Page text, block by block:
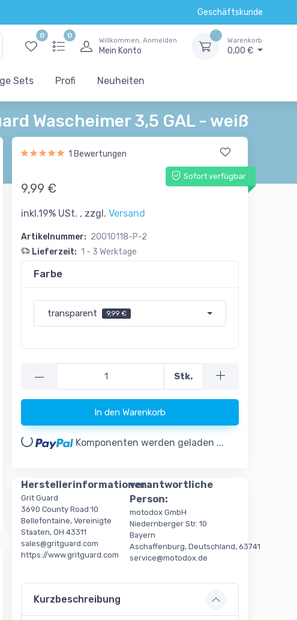
Geschäftskunde
0 0
Willkommen, Anmelden
Mein Konto
Warenkorb
0,00 €
Sets Profi Neuheiten
Wascheimer 3,5 GAL - weiß
1 Bewertungen
Sofort verfügbar
9,99 €
inkl.19% USt. , zzgl. Versand
Artikelnummer: 20010118-P-2
Lieferzeit: 1 - 3 Werktage
Farbe
transparent 9,99 €
— Stk.
In den Warenkorb
Loading... Komponenten werden geladen ...
Herstellerinformationen:
Grit Guard
3690 County Road 10
Bellefontaine, Vereinigte
Staaten, OH 43311
sales@gritguard.com
https://www.gritguard.com
verantwortliche
Person:
motodox GmbH
Niedernberger Str. 10
Bayern
Aschaffenburg, Deutschland, 63741
service@motodox.de
Kurzbeschreibung